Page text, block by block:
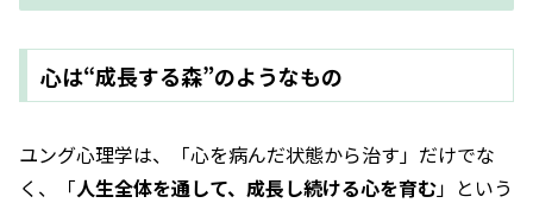
心は“成長する森”のようなもの
ユング心理学は、「心を病んだ状態から治す」だけでな
く、「人生全体を通して、成長し続ける心を育む」という